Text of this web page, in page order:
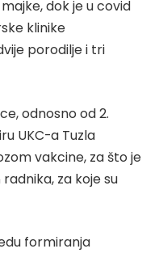
dok je u covid
klinike
porodilje i tri
odnosno od 2.
UKC-a Tuzla
vakcine, za što je
za koje su
formiranja